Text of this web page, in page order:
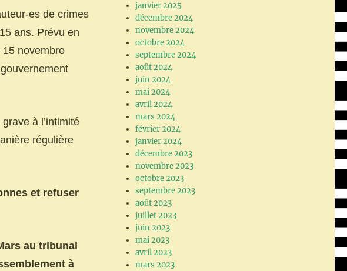
es de crimes
ans. Prévu en
novembre
à l’intimité
régulière
et refuser
au tribunal
à
janvier 2025
décembre 2024
novembre 2024
octobre 2024
septembre 2024
août 2024
juin 2024
mai 2024
avril 2024
mars 2024
février 2024
janvier 2024
décembre 2023
novembre 2023
octobre 2023
septembre 2023
août 2023
juillet 2023
juin 2023
mai 2023
avril 2023
mars 2023